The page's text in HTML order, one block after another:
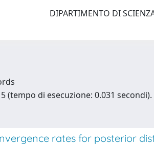
DIPARTIMENTO DI
(tempo di esecuzione: 0.031 secondi).
rates for posterior